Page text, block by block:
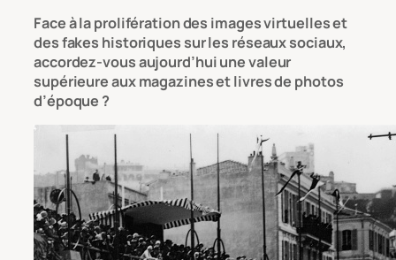
Face à la prolifération des images virtuelles et
des fakes historiques sur les réseaux sociaux,
accordez-vous aujourd’hui une valeur
supérieure aux magazines et livres de photos
d’époque ?